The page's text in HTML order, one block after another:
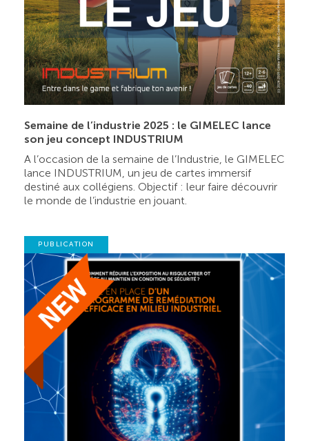
Semaine de l’industrie 2025 : le GIMELEC lance
son jeu concept INDUSTRIUM
A l’occasion de la semaine de l’Industrie, le GIMELEC
lance INDUSTRIUM, un jeu de cartes immersif
destiné aux collégiens. Objectif : leur faire découvrir
le monde de l’industrie en jouant.
PUBLICATION